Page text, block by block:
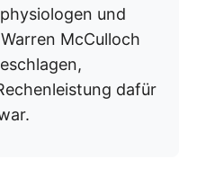
und
McCulloch
dafür